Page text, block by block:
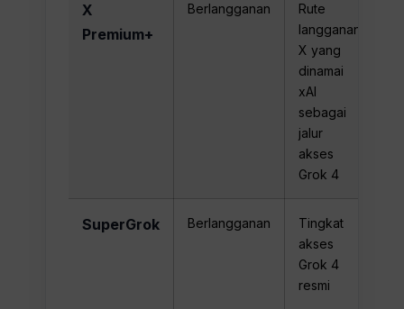
X
Premium+
Berlangganan
Rute
langganan
X yang
dinamai
xAI
sebagai
jalur
akses
Grok 4
SuperGrok Berlangganan
Tingkat
akses
Grok 4
resmi